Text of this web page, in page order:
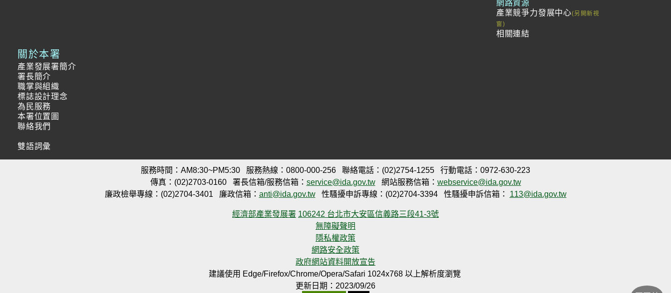
網路資源
產業競爭力發展中心
相關連結
關於本署
產業發展署簡介
署長簡介
職掌與組織
標誌設計理念
為民服務
本署位置圖
聯絡我們
雙語詞彙
服務時間：AM8:30~PM5:30 服務熱線：0800-000-256 聯絡電話：(02)2754-1255
行動電話：0972-630-223
傳真：(02)2703-0160
署長信箱/服務信箱： service@ida.gov.tw 網站服務信箱： webservice@ida.gov.tw
廉政檢舉專線：(02)2704-3401
廉政信箱： anti@ida.gov.tw 性騷擾申訴專線：(02)2704-3394 性騷擾申訴信箱： 113@ida.gov.tw
經濟部產業發展署 106242 台北市大安區信義路三段41-3號
無障礙聲明
隱私權政策
網路安全政策
政府網站資料開放宣告
建議使用 Edge/Firefox/Chrome/Opera/Safari 1024x768 以上解析度瀏覽
更新日期：2023/09/26